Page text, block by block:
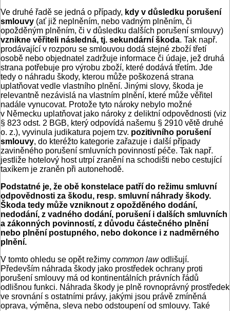
Ve druhé řadě se jedná o případy, kdy v důsledku porušení
smlouvy (ať již neplněním, nebo vadným plněním, či
opožděným plněním, či v důsledku dalších porušení smlouvy)
vznikne věřiteli následná, tj. sekundární škoda. Tak např.
prodávající v rozporu se smlouvou dodá stejné zboží třetí
osobě nebo objednatel zadržuje informace či údaje, jež druhá
strana potřebuje pro výrobu zboží, které dodává třetím. Jde
tedy o náhradu škody, kterou může poškozená strana
uplatňovat vedle vlastního plnění. Jinými slovy, škoda je
relevantně nezávislá na vlastním plnění, které může věřitel
nadále vynucovat. Protože tyto nároky nebylo možné
v Německu uplatňovat jako nároky z deliktní odpovědnosti (viz
§ 823 odst. 2 BGB, který odpovídá našemu § 2910 větě druhé
o. z.), vyvinula judikatura pojem tzv. pozitivního porušení
smlouvy, do kteréžto kategorie zařazuje i další případy
zaviněného porušení smluvních povinností péče. Tak např.
jestliže hotelový host utrpí zranění na schodišti nebo cestující
taxíkem je zraněn při autonehodě.
Podstatné je, že obě konstelace patří do režimu smluvní
odpovědnosti za škodu, resp. smluvní náhrady škody.
Škoda tedy může vzniknout z opožděného dodání,
nedodání, z vadného dodání, porušení i dalších smluvních
a zákonných povinností, z důvodu částečného plnění
nebo plnění postupného, nebo dokonce i z nadměrného
plnění.
V tomto ohledu se opět režimy common lawodlišují.
Především náhrada škody jako prostředek ochrany proti
porušení smlouvy má od kontinentálních právních řádů
odlišnou funkci. Náhrada škody je plně rovnoprávný prostředek
ve srovnání s ostatními právy, jakými jsou právě zmíněná
oprava, výměna, sleva nebo odstoupení od smlouvy. Také